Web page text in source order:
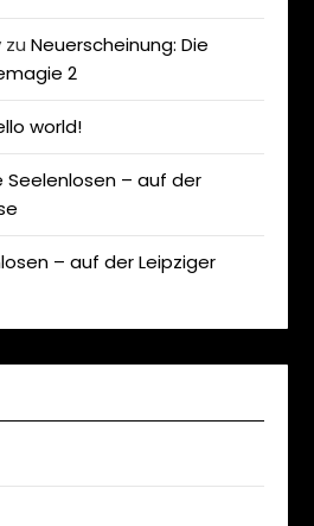
zuNeuerscheinung: Die
2
world!
Seelenlosen – auf der
– auf der Leipziger